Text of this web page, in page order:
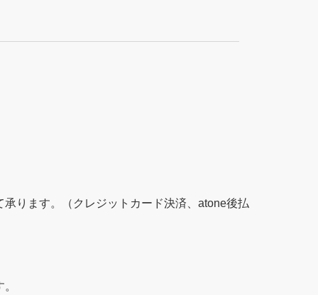
ります。（クレジットカード決済、atone後払